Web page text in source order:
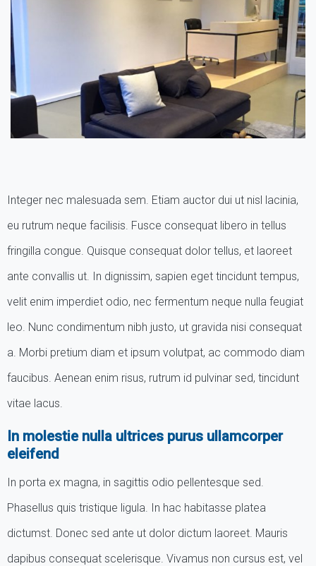
Integer nec malesuada sem. Etiam auctor dui ut nisl lacinia,
eu rutrum neque facilisis. Fusce consequat libero in tellus
fringilla congue. Quisque consequat dolor tellus, et laoreet
ante convallis ut. In dignissim, sapien eget tincidunt tempus,
velit enim imperdiet odio, nec fermentum neque nulla feugiat
leo. Nunc condimentum nibh justo, ut gravida nisi consequat
a. Morbi pretium diam et ipsum volutpat, ac commodo diam
faucibus. Aenean enim risus, rutrum id pulvinar sed, tincidunt
vitae lacus.
In molestie nulla ultrices purus ullamcorper
eleifend
In porta ex magna, in sagittis odio pellentesque sed.
Phasellus quis tristique ligula. In hac habitasse platea
dictumst. Donec sed ante ut dolor dictum laoreet. Mauris
dapibus consequat scelerisque. Vivamus non cursus est, vel